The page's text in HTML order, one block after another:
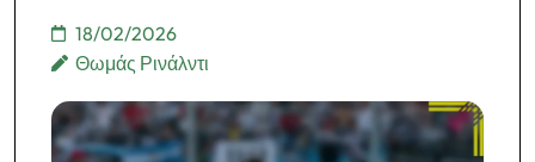
18/02/2026
Θωμάς Ρινάλντι